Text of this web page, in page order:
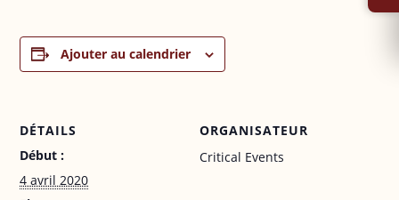
Ajouter au calendrier
DÉTAILS
Début :
4 avril 2020
ORGANISATEUR
Critical Events